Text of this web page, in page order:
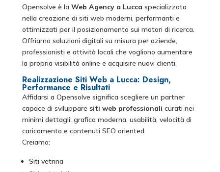
Opensolve è la Web Agency a Lucca specializzata
nella creazione di siti web moderni, performanti e
ottimizzati per il posizionamento sui motori di ricerca.
Offriamo soluzioni digitali su misura per aziende,
professionisti e attività locali che vogliono aumentare
la propria visibilità online e acquisire nuovi clienti.
Realizzazione Siti Web a Lucca: Design,
Performance e Risultati
Affidarsi a Opensolve significa scegliere un partner
capace di sviluppare siti web professionali curati nei
minimi dettagli: grafica moderna, usabilità, velocità di
caricamento e contenuti SEO oriented.
Creiamo:
Siti vetrina